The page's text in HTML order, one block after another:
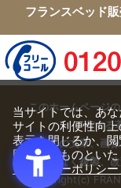
フランスベッド
このホームページ
有する
すべての文章、画
可なく複製、
Copyright(c)
当サイトでは、あ
サイトの利便性向
表示を閉じるか、
同意するものといた
ライバシーポリシー